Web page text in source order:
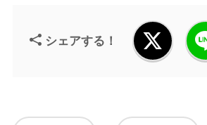
シェアする！